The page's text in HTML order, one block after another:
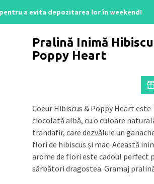
a evita depozitarea lor în weekend!
Pralină Inimă
Poppy Heart
Coeur Hibiscus & Poppy Heart
ciocolată albă, cu o culoare
trandafir, care dezvăluie un
flori de hibiscus și mac. Această
arome de flori este cadoul perfect
sărbători dragostea. Gramaj